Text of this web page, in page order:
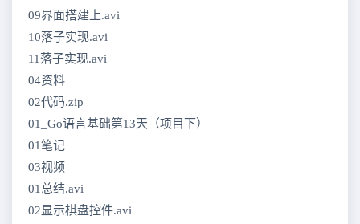
09界面搭建上.avi
10落子实现.avi
11落子实现.avi
04资料
02代码.zip
01_Go语言基础第13天（项目下）
01笔记
03视频
01总结.avi
02显示棋盘控件.avi